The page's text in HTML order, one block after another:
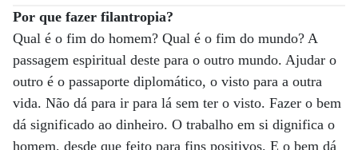
Por que fazer filantropia?
Qual é o fim do homem? Qual é o fim do mundo? A
passagem espiritual deste para o outro mundo. Ajudar o
outro é o passaporte diplomático, o visto para a outra
vida. Não dá para ir para lá sem ter o visto. Fazer o bem
dá significado ao dinheiro. O trabalho em si dignifica o
homem, desde que feito para fins positivos. E o bem dá